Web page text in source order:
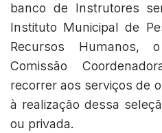
banco de Instrutores
Instituto Municipal de
Recursos Humanos,
Comissão
recorrer aos serviços de
à realização dessa
ou privada.